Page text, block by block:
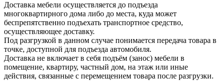
Доставка мебели осуществляется до подъезда
многоквартирного дома либо до места, куда может
беспрепятственно подъехать транспортное средство,
осуществляющее доставку.
Под разгрузкой в данном случае понимается передача товара в
точке, доступной для подъезда автомобиля.
Доставка не включает в себя подъём (занос) мебели в
помещение, квартиру, частный дом, на этаж или иные
действия, связанные с перемещением товара после разгрузки.